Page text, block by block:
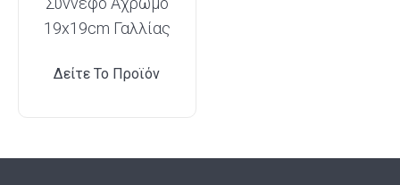
19x19cm Γαλλίας
Δείτε Το Προϊόν